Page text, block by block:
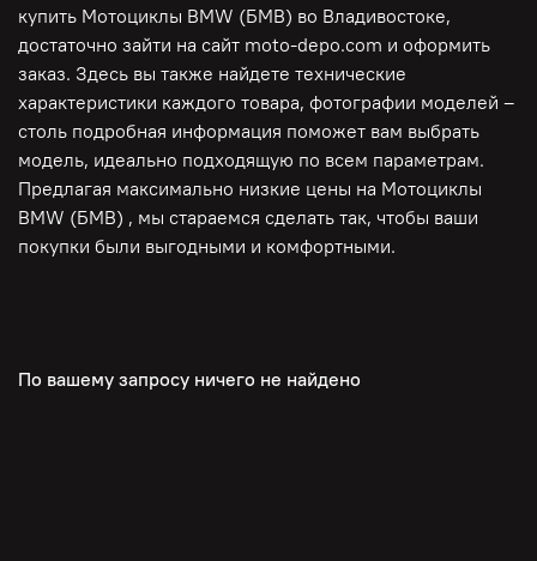
купить Мотоциклы BMW (БМВ) во Владивостоке,
достаточно зайти на сайт moto-depo.com и оформить
заказ. Здесь вы также найдете технические
характеристики каждого товара, фотографии моделей –
столь подробная информация поможет вам выбрать
модель, идеально подходящую по всем параметрам.
Предлагая максимально низкие цены на Мотоциклы
BMW (БМВ) , мы стараемся сделать так, чтобы ваши
покупки были выгодными и комфортными.
По вашему запросу ничего не найдено